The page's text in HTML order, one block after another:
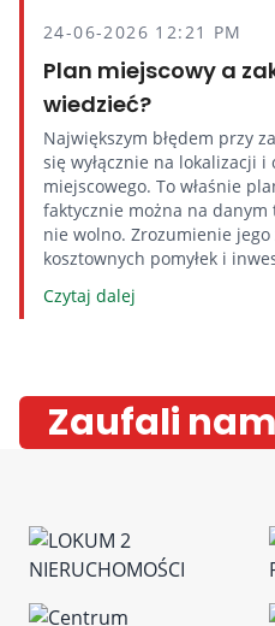
24-06-2026 12:21 PM
Plan miejscowy a
wiedzieć?
Największym błędem przy
się wyłącznie na lokalizacji
miejscowego. To właśnie
faktycznie można na
nie wolno. Zrozumienie
kosztownych pomyłek i
Czytaj dalej
Zaufali nam